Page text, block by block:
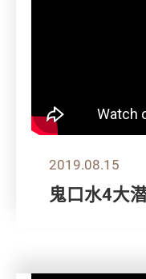
2019.08.15
鬼口水4大